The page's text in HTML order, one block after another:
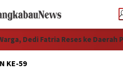
Dedi Fatria Reses ke Daerah
KE-59